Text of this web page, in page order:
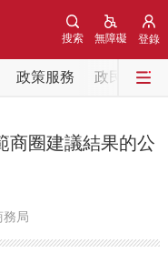
登錄
無障礙
搜索
政策服務 政民互動
商圈建議結果的公
務局